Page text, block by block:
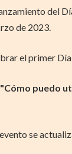
del
de 2023.
el primer
"Cómo puedo
se